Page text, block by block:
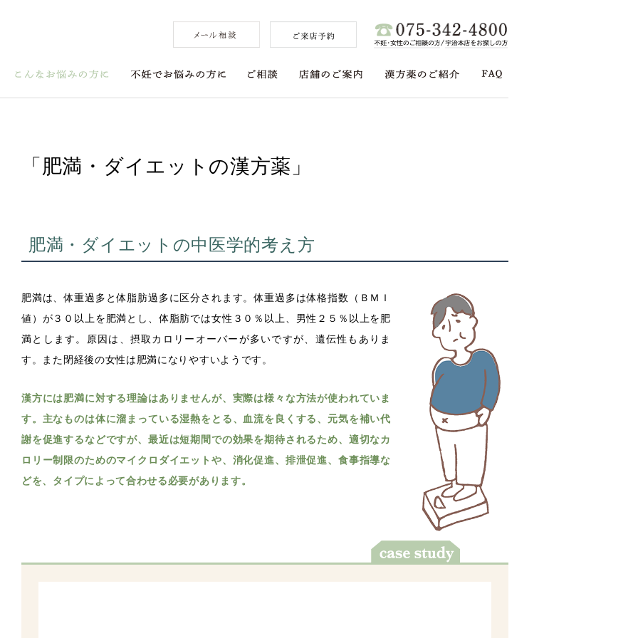
「肥満・ダイエットの漢方薬」
肥満・ダイエットの中医学的考え方
肥満は、体重過多と体脂肪過多に区分されます。体重過多は体格指数（ＢＭＩ
値）が３０以上を肥満とし、体脂肪では女性３０％以上、男性２５％以上を肥
満とします。原因は、摂取カロリーオーバーが多いですが、遺伝性もありま
す。また閉経後の女性は肥満になりやすいようです。
漢方には肥満に対する理論はありませんが、実際は様々な方法が使われていま
す。主なものは体に溜まっている湿熱をとる、血流を良くする、元気を補い代
謝を促進するなどですが、最近は短期間での効果を期待されるため、適切なカ
ロリー制限のためのマイクロダイエットや、消化促進、排泄促進、食事指導な
どを、タイプによって合わせる必要があります。